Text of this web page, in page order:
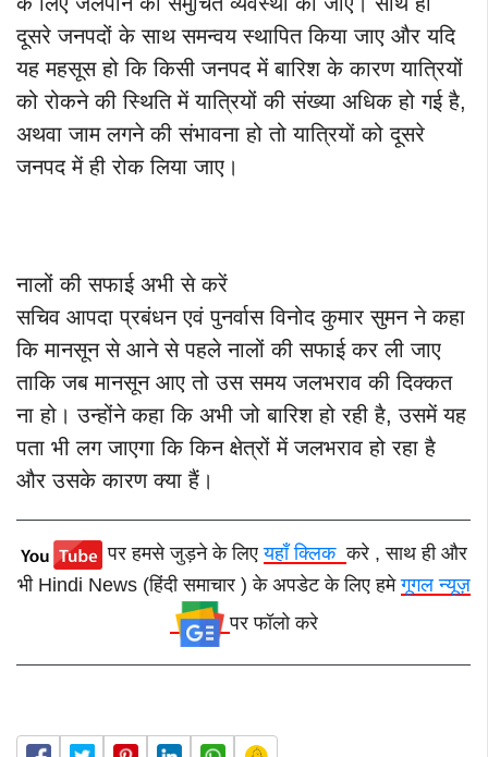
दूसरे जनपदों के साथ समन्वय स्थापित किया जाए और यदि
यह महसूस हो कि किसी जनपद में बारिश के कारण यात्रियों
को रोकने की स्थिति में यात्रियों की संख्या अधिक हो गई है,
अथवा जाम लगने की संभावना हो तो यात्रियों को दूसरे
जनपद में ही रोक लिया जाए।
नालों की सफाई अभी से करें
सचिव आपदा प्रबंधन एवं पुनर्वास विनोद कुमार सुमन ने कहा
कि मानसून से आने से पहले नालों की सफाई कर ली जाए
ताकि जब मानसून आए तो उस समय जलभराव की दिक्कत
ना हो। उन्होंने कहा कि अभी जो बारिश हो रही है, उसमें यह
पता भी लग जाएगा कि किन क्षेत्रों में जलभराव हो रहा है
और उसके कारण क्या हैं।
पर हमसे जुड़ने के लिएयहाँ क्लिककरे , साथ ही और
भी Hindi News (हिंदी समाचार ) के अपडेट के लिए हमेगूगल न्यूज़
पर फॉलो करे